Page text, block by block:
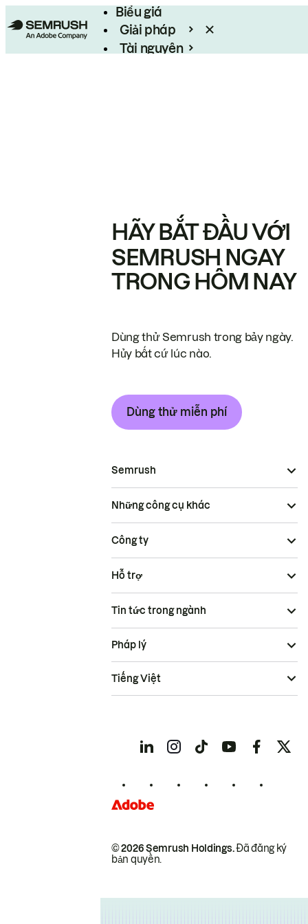
Biểu giá
Giải pháp
Tài nguyên
HÃY BẮT ĐẦU VỚI
SEMRUSH NGAY
TRONG HÔM NAY
Dùng thử Semrush trong bảy ngày.
Hủy bất cứ lúc nào.
Dùng thử miễn phí
Semrush
Những công cụ khác
Công ty
Hỗ trợ
Tin tức trong ngành
© 2026 Semrush Holdings.Đã đăng ký
bản quyền.
Pháp lý
Tiếng Việt